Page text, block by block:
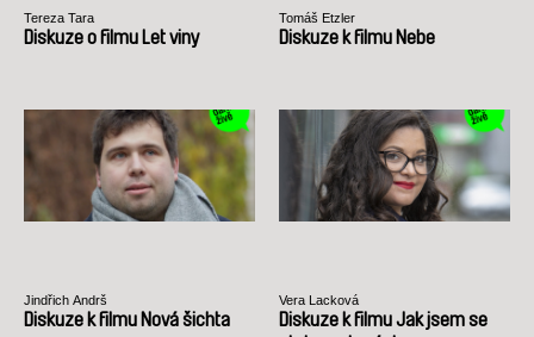
Tereza Tara
Diskuze o filmu Let viny
Tomáš Etzler
Diskuze k filmu Nebe
Jindřich Andrš
Diskuze k filmu Nová šichta
Vera Lacková
Diskuze k filmu Jak jsem se